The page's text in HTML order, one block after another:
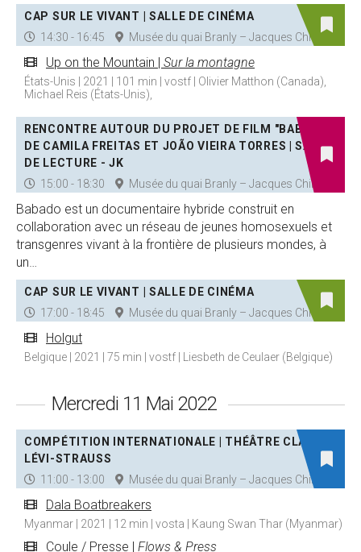
CAP SUR LE VIVANT | SALLE DE CINÉMA
14:30 - 16:45
Musée du quai Branly – Jacques Chirac
Up on the Mountain | Sur la montagne
États-Unis | 2021 | 101 min | vostf | Olivier Matthon (Canada),
Michael Reis (États-Unis),
RENCONTRE AUTOUR DU PROJET DE FILM "BABADO"
DE CAMILA FREITAS ET JOÃO VIEIRA TORRES | SALON
DE LECTURE - JK
15:00 - 18:30
Musée du quai Branly – Jacques Chirac
Babado est un documentaire hybride construit en
collaboration avec un réseau de jeunes homosexuels et
transgenres vivant à la frontière de plusieurs mondes, à
un…
CAP SUR LE VIVANT | SALLE DE CINÉMA
17:00 - 18:45
Musée du quai Branly – Jacques Chirac
Holgut
Belgique | 2021 | 75 min | vostf | Liesbeth de Ceulaer (Belgique)
Mercredi 11 Mai 2022
COMPÉTITION INTERNATIONALE | THÉÂTRE CLAUDE
LÉVI-STRAUSS
11:00 - 13:00
Musée du quai Branly – Jacques Chirac
Dala Boatbreakers
Myanmar | 2021 | 12 min | vosta | Kaung Swan Thar (Myanmar)
Coule / Presse | Flows & Press